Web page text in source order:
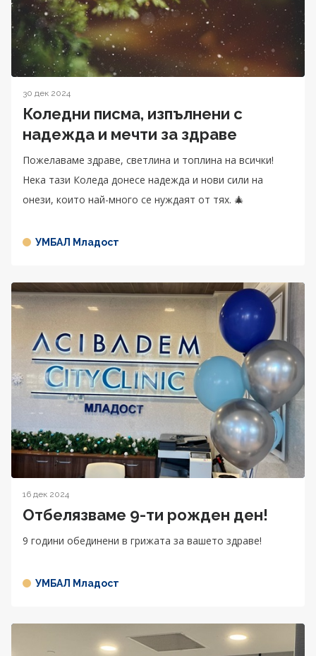
30 дек 2024
Коледни писма, изпълнени с
надежда и мечти за здраве
Пожелаваме здраве, светлина и топлина на всички!
Нека тази Коледа донесе надежда и нови сили на
онези, които най-много се нуждаят от тях. 🎄
УМБАЛ Младост
16 дек 2024
Отбелязваме 9-ти рожден ден!
9 години обединени в грижата за вашето здраве!
УМБАЛ Младост